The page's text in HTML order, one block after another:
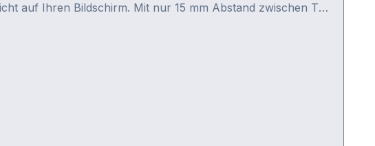
auf Ihren Bildschirm. Mit nur 15 mm Abstand zwischen TV-